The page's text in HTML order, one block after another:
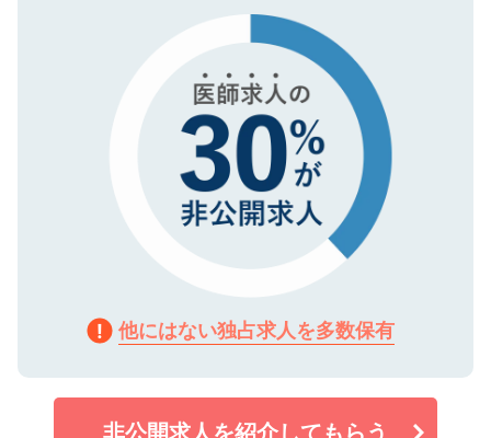
で、機密保持に関してもご安心ください。
他にはない独占求人を多数保有
非公開求人を紹介してもらう